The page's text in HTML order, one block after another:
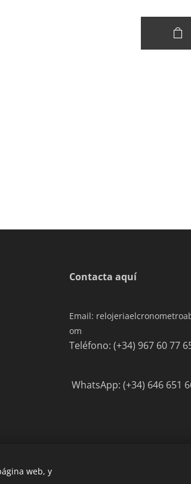
Contacta aquí
Email:
om
Teléfono: (+34) 967 60
WhatsApp: (+34) 646 651
web, y